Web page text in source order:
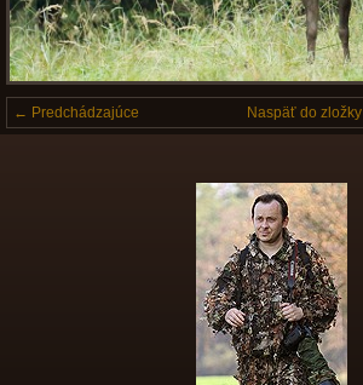
← Predchádzajúce Naspäť do zložky